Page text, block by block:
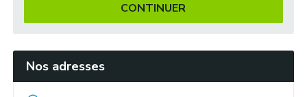
CONTINUER
Nos adresses